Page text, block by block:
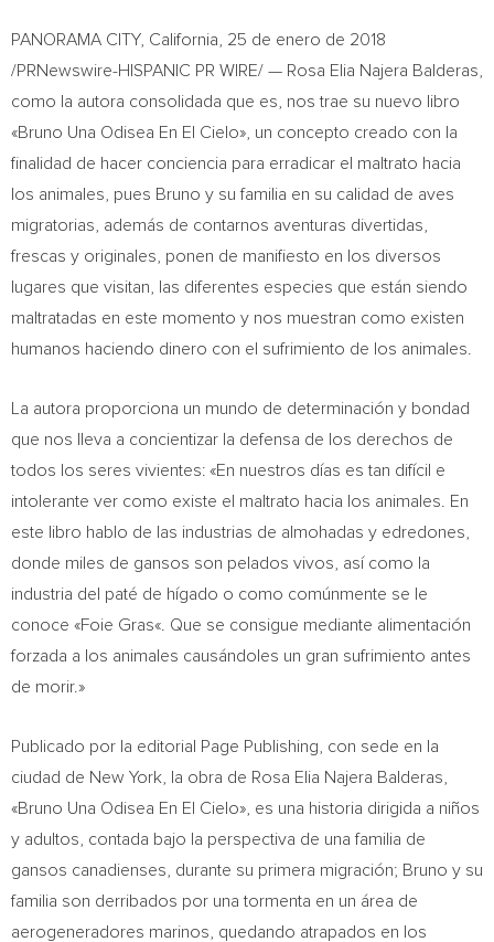
PANORAMA CITY, California , 25 de enero de 2018
/PRNewswire-HISPANIC PR WIRE/ — Rosa Elia Najera Balderas
como la autora consolidada que es, nos trae su nuevo libro
«Bruno Una Odisea En El Cielo», un concepto creado con la
finalidad de hacer conciencia para erradicar el maltrato hacia
los animales, pues Bruno y su familia en su calidad de aves
migratorias, además de contarnos aventuras divertidas,
frescas y originales, ponen de manifiesto en los diversos
lugares que visitan, las diferentes especies que están siendo
maltratadas en este momento y nos muestran como existen
humanos haciendo dinero con el sufrimiento de los animales.
La autora proporciona un mundo de determinación y bondad
que nos lleva a concientizar la defensa de los derechos de
todos los seres vivientes: «En nuestros días es tan difícil e
intolerante ver como existe el maltrato hacia los animales. En
este libro hablo de las industrias de almohadas y edredones,
donde miles de gansos son pelados vivos, así como la
industria del paté de hígado o como comúnmente se le
conoce «Foie Gras«. Que se consigue mediante alimentación
forzada a los animales causándoles un gran sufrimiento antes
de morir.»
Publicado por la editorial Page Publishing, con sede en la
ciudad de New York , la obra de Rosa Elia Najera Balderas
«Bruno Una Odisea En El Cielo», es una historia dirigida a niños
y adultos, contada bajo la perspectiva de una familia de
gansos canadienses, durante su primera migración; Bruno y su
familia son derribados por una tormenta en un área de
aerogeneradores marinos, quedando atrapados en los